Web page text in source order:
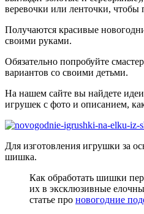
веревочки или ленточки, чтобы
Получаются красивые
своими руками.
Обязательно попробуйте
вариантов со своими детьми.
На нашем сайте вы найдете
игрушек с фото и описанием,
Для изготовления игрушки за
шишка.
Как обработать шишки
их в эксклюзивные
статье про новогодние